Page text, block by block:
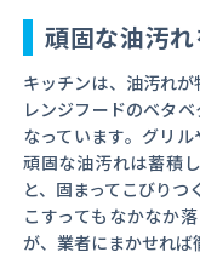
頑固な油汚
キッチンは、油汚れ
レンジフードのベタ
なっています。グリル
頑固な油汚れは蓄積
と、固まってこびりつ
こすってもなかなか
が、業者にまかせれば